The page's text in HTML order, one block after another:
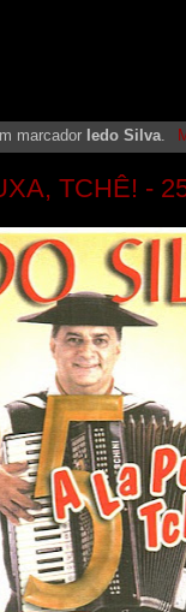
marcador Iedo Silva
TCHÊ! -